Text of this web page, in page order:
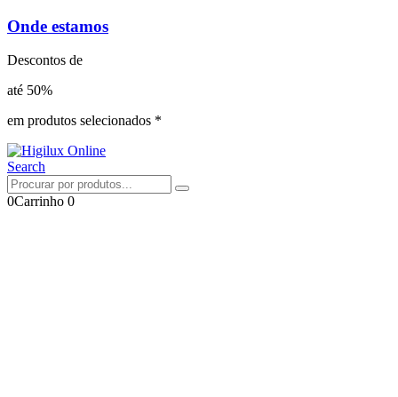
Onde estamos
Descontos de
até 50%
em produtos selecionados *
Search
0Carrinho 0